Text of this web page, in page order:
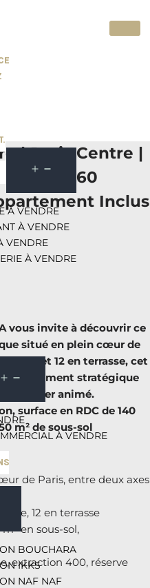
À VENDRE
À VENDRE
VENDRE
À VENDRE
À VENDRE
BOUCHARA
IKKS
NAF NAF
| Paris Centre |
| 60
Inclus
vous invite à découvrir ce
situé en plein cœur de
salle et 12 en terrasse, cet
stratégique
quartier animé.
surface en RDC de 140
m² de sous-sol
de Paris, entre deux axes
12 en terrasse
m² en sous-sol,
extraction 400, réserve